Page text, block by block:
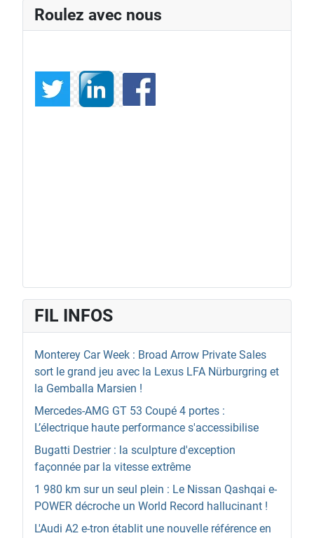
Roulez avec nous
FIL INFOS
Monterey Car Week : Broad Arrow Private Sales
sort le grand jeu avec la Lexus LFA Nürburgring et
la Gemballa Marsien !
Mercedes-AMG GT 53 Coupé 4 portes :
L’électrique haute performance s'accessibilise
Bugatti Destrier : la sculpture d'exception
façonnée par la vitesse extrême
1 980 km sur un seul plein : Le Nissan Qashqai e-
POWER décroche un World Record hallucinant !
L'Audi A2 e-tron établit une nouvelle référence en